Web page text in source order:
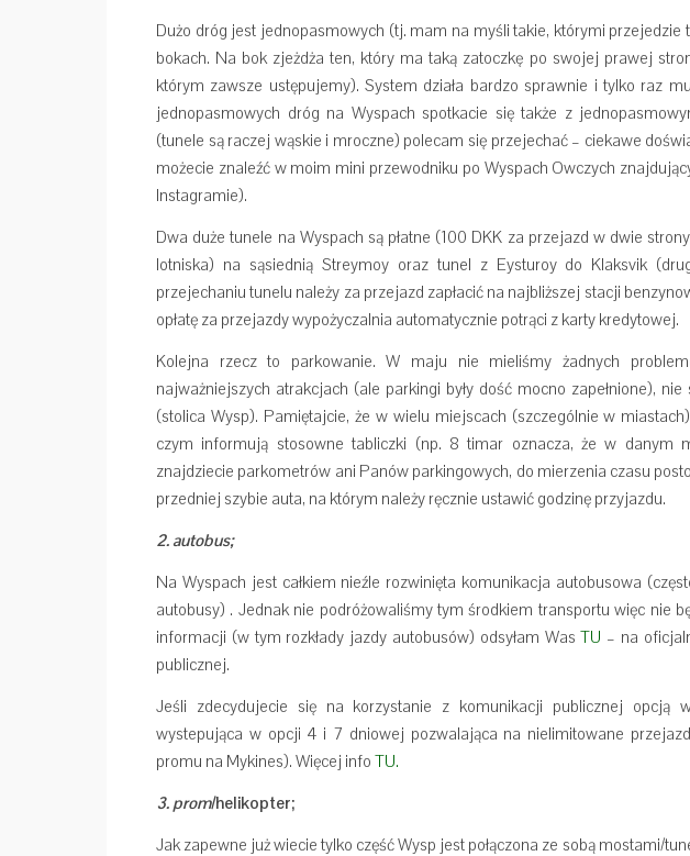
Dużo dróg jest jednopasmowych (tj. mam na myśli takie, którymi przejedzie
bokach. Na bok zjeżdża ten, który ma taką zatoczkę po swojej prawej
którym zawsze ustępujemy). System działa bardzo sprawnie i tylko raz
jednopasmowych dróg na Wyspach spotkacie się także z
(tunele są raczej wąskie i mroczne) polecam się przejechać – ciekawe
możecie znaleźć w moim mini przewodniku po Wyspach Owczych
Instagramie).
Dwa duże tunele na Wyspach są płatne (100 DKK za przejazd w dwie
lotniska) na sąsiednią Streymoy oraz tunel z Eysturoy do Klaksvik
przejechaniu tunelu należy za przejazd zapłacić na najbliższej stacji
opłatę za przejazdy wypożyczalnia automatycznie potrąci z karty kredytowej.
Kolejna rzecz to parkowanie. W maju nie mieliśmy żadnych
najważniejszych atrakcjach (ale parkingi były dość mocno zapełnione),
(stolica Wysp). Pamiętajcie, że w wielu miejscach (szczególnie w
czym informują stosowne tabliczki (np. 8 timar oznacza, że w danym
znajdziecie parkometrów ani Panów parkingowych, do mierzenia czasu
przedniej szybie auta, na którym należy ręcznie ustawić godzinę przyjazdu.
2. autobus;
Na Wyspach jest całkiem nieźle rozwinięta komunikacja autobusowa
autobusy) . Jednak nie podróżowaliśmy tym środkiem transportu więc nie
informacji (w tym rozkłady jazdy autobusów) odsyłam WasTU – na
publicznej.
Jeśli zdecydujecie się na korzystanie z komunikacji publicznej opcją
wystepująca w opcji 4 i 7 dniowej pozwalająca na nielimitowane
promu na Mykines). Więcej info TU.
3. prom/helikopter;
Jak zapewne już wiecie tylko część Wysp jest połączona ze sobą mostami/